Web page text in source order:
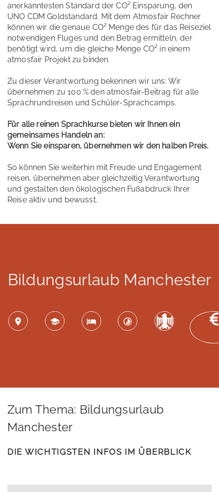
anerkanntesten Standard der CO² Einsparung, den
UNO CDM Goldstandard. Mit dem Atmosfair Rechner
können wir die genaue CO² Menge des für das Reiseziel
notwendigen Fluges und den Betrag ermitteln, der
benötigt wird, um die gleiche Menge CO² in einem
atmosfair Projekt zu binden.
Zu dieser Verantwortung bekennen wir uns: Wir
übernehmen zu 100 % den atmosfair-Beitrag für alle
Sprachrundreisen und Schüler-Sprachcamps.
Für alle reinen Sprachkurse bieten wir Ihnen ein
gemeinsames Handeln an:
Wenn Sie einsparen, übernehmen wir den halben Preis.
So können Sie weiterhin mit Freude und Engagement
reisen, übernehmen aber gleichzeitig Verantwortung
und gestalten den ökologischen Fußabdruck Ihrer
Reise aktiv und bewusst.
Bildungsurlaub Manchester
Zum Thema: Bildungsurlaub
Manchester
DIE WICHTIGSTEN INFOS IM ÜBERBLICK